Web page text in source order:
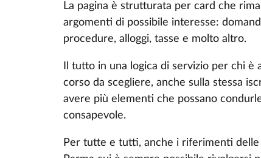
La pagina è strutturata per card che
argomenti di possibile interesse:
procedure, alloggi, tasse e molto altro.
Il tutto in una logica di servizio per chi è
corso da scegliere, anche sulla stessa
avere più elementi che possano
consapevole.
Per tutte e tutti, anche i riferimenti